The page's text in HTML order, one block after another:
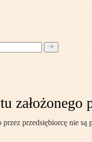
założonego
przedsiębiorcę nie są